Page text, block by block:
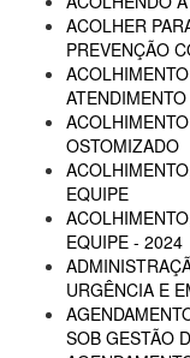
ACOLHER
PREVENÇÃO
OSTOMIZADO
EQUIPE
EQUIPE - 2024
URGÊNCIA E
SOB GESTÃO